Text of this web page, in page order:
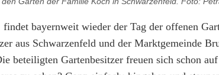
bayernweit wieder der Tag der offenen
aus Schwarzenfeld und der Marktgemeinde
beteiligten Gartenbesitzer freuen sich schon